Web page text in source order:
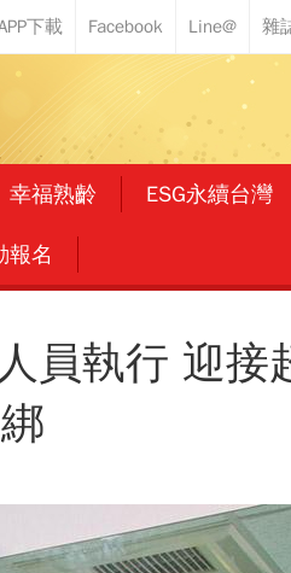
幸福熟齡 ESG永續台灣
報名
員執行 迎接